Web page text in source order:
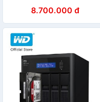
8.700.000 đ